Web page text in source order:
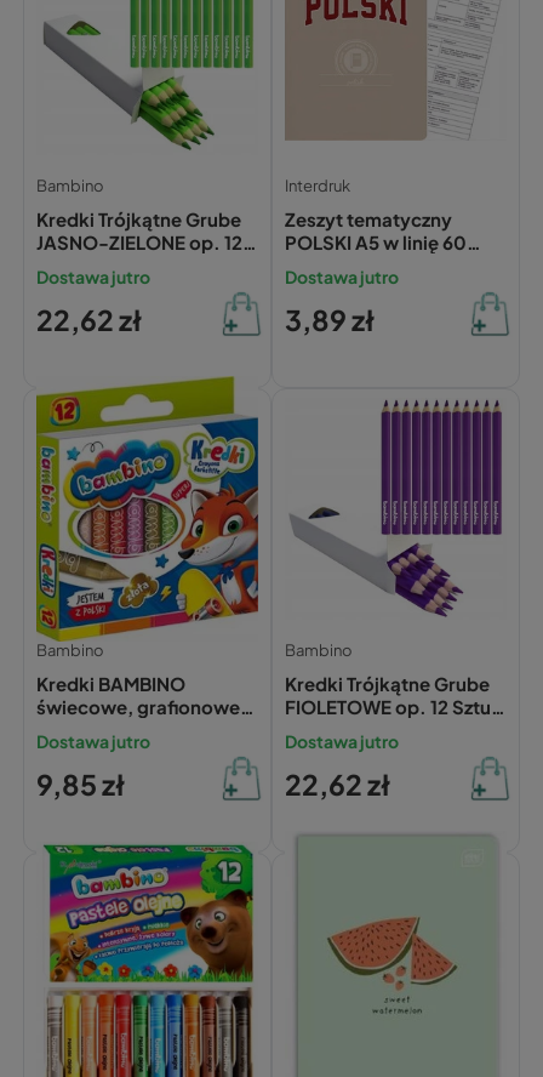
Bambino
Kredki Trójkątne Grube
JASNO-ZIELONE op. 12
Sztuk Bambino
Dostawa jutro
22,62 zł
Interdruk
Zeszyt tematyczny
POLSKI A5 w linię 60
kartek INTERDRUK
(ściąga)
Dostawa jutro
3,89 zł
Bambino
Kredki BAMBINO
świecowe, grafionowe
12 kolorów do szkoły i
przedszkola
Dostawa jutro
9,85 zł
Bambino
Kredki Trójkątne Grube
FIOLETOWE op. 12 Sztuk
Bambino
Dostawa jutro
22,62 zł